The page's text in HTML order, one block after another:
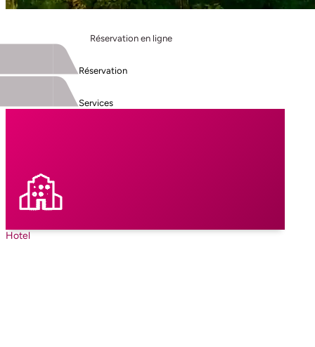
Réservation en ligne
Réservation
Services
Hotel